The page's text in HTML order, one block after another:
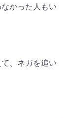
かった人もい
て、ネガを追い